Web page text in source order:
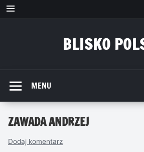
Przejdź
BLISKO
MENU
ZAWADA ANDRZEJ
Dodaj komentarz